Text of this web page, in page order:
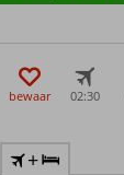
bewaar 02:30
+